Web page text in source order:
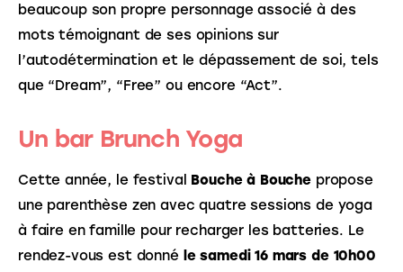
beaucoup son propre personnage associé à des
mots témoignant de ses opinions sur
l’autodétermination et le dépassement de soi, tels
que “Dream”, “Free” ou encore “Act”.
Un bar Brunch Yoga
Cette année, le festival Bouche à Bouche propose
une parenthèse zen avec quatre sessions de yoga
à faire en famille pour recharger les batteries. Le
rendez-vous est donné le samedi 16 mars de 10h00